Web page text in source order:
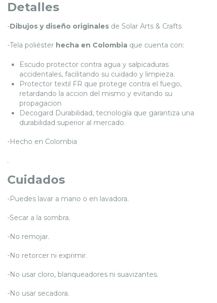
Detalles
-Dibujos y diseño originales de Solar Arts & Crafts
-Tela poliéster hecha en Colombia que cuenta con:
Escudo protector contra agua y salpicaduras
accidentales, facilitando su cuidado y limpieza.
Protector textil FR que protege contra el fuego,
retardando la accion del mismo y evitando su
propagacion
Decogard Durabilidad, tecnología que garantiza una
durabilidad superior al mercado.
-Hecho en Colombia
.
Cuidados
-Puedes lavar a mano o en lavadora.
-Secar a la sombra.
-No remojar.
-No retorcer ni exprimir.
-No usar cloro, blanqueadores ni suavizantes.
-No usar secadora.